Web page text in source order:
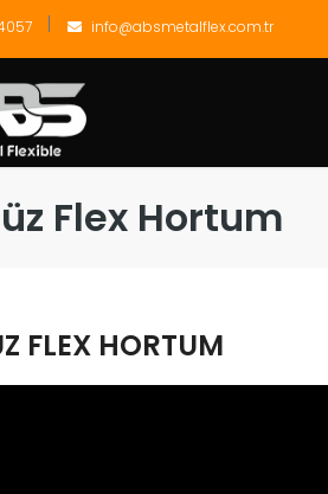
info@absmetalflex.com.tr
Flex Hortum
FLEX HORTUM